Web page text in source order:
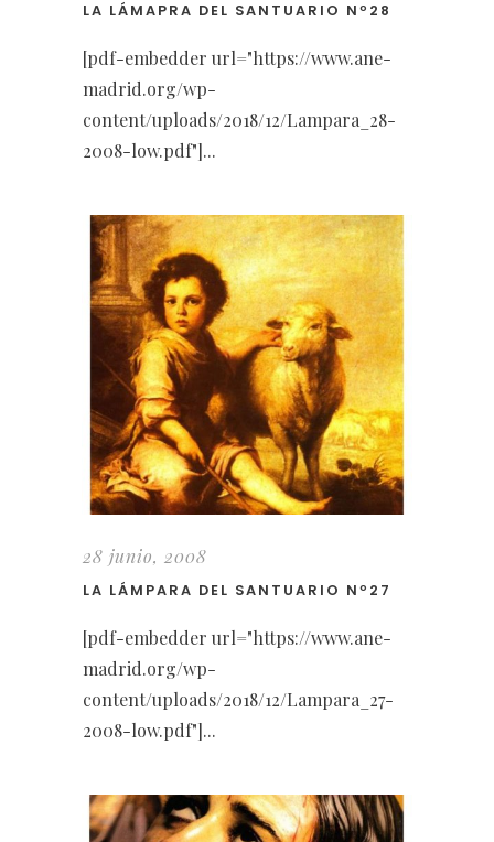
LA LÁMAPRA DEL SANTUARIO Nº28
[pdf-embedder url="https://www.ane-
madrid.org/wp-
content/uploads/2018/12/Lampara_28-
2008-low.pdf"]...
28 junio, 2008
LA LÁMPARA DEL SANTUARIO Nº27
[pdf-embedder url="https://www.ane-
madrid.org/wp-
content/uploads/2018/12/Lampara_27-
2008-low.pdf"]...